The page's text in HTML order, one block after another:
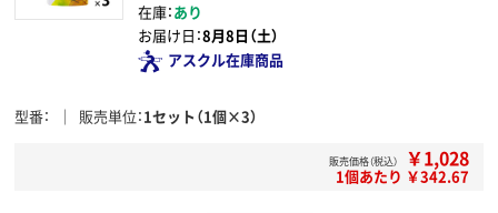
在庫：あり
お届け日：8月8日（土）
アスクル在庫商品
型番 販売単位 1セット（1個×3）
販売価格（税込） ￥1,028
1個あたり ￥342.67